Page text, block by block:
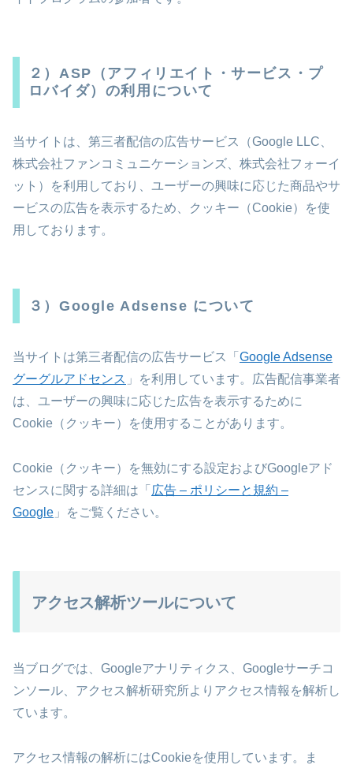
２）ASP（アフィリエイト・サービス・プ
ロバイダ）の利用について
当サイトは、第三者配信の広告サービス（Google LLC、
株式会社ファンコミュニケーションズ、株式会社フォーイ
ット）を利用しており、ユーザーの興味に応じた商品やサ
ービスの広告を表示するため、クッキー（Cookie）を使
用しております。
３）Google Adsense について
当サイトは第三者配信の広告サービス「 Google Adsense
グーグルアドセンス 」を利用しています。広告配信事業者
は、ユーザーの興味に応じた広告を表示するために
Cookie（クッキー）を使用することがあります。
Cookie（クッキー）を無効にする設定およびGoogleアド
センスに関する詳細は「 広告 – ポリシーと規約 –
Google 」をご覧ください。
アクセス解析ツールについて
当ブログでは、Googleアナリティクス、Googleサーチコ
ンソール、アクセス解析研究所よりアクセス情報を解析し
ています。
アクセス情報の解析にはCookieを使用しています。ま